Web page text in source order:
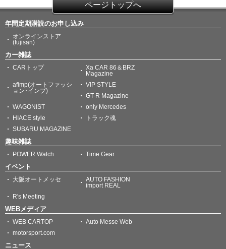
ページトップへ
年間定期購読のお申し込み
オンラインストア
(fujisan)
カー雑誌
CARトップ
Xa CAR 86＆BRZ
Magazine
afimp(オートファッシ
ョン･インプ)
VIP STYLE
GT-R Magazine
WAGONIST
only Mercedes
HIACE style
トラック魂
SUBARU MAGAZINE
趣味雑誌
POWER Watch Time Gear
イベント
大阪オートメッセ
AUTO FASHION
import REAL
R's Meeting
WEBメディア
WEB CARTOP
Auto Messe Web
motorsport.com
ニュース